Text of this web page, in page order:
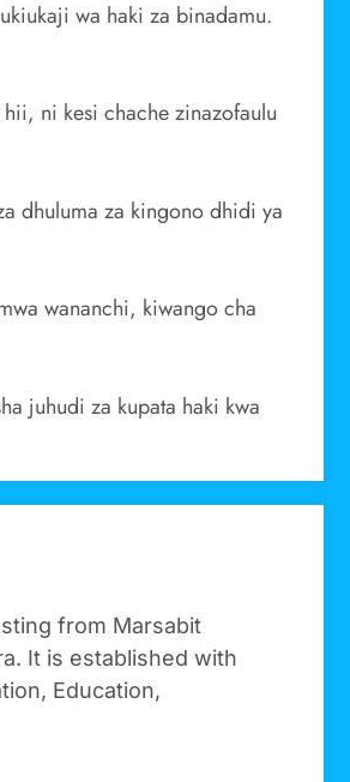
wa haki za binadamu.
ni kesi chache zinazofaulu
dhuluma za kingono dhidi ya
wananchi, kiwango cha
juhudi za kupata haki kwa
from Marsabit
It is established with
Education,